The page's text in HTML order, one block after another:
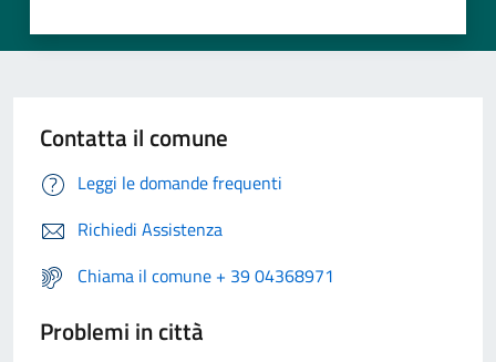
Contatta il comune
Leggi le domande frequenti
Richiedi Assistenza
Chiama il comune + 39 04368971
Problemi in città